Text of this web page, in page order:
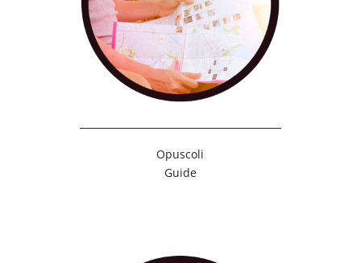
Opuscoli
Guide